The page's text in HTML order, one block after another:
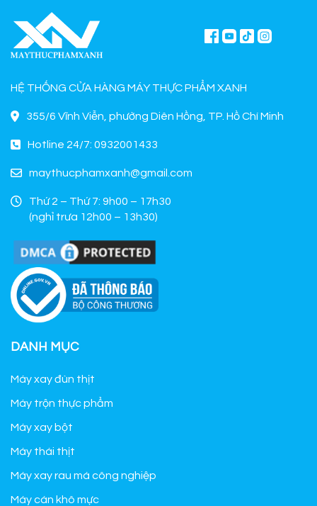
HỆ THỐNG CỬA HÀNG MÁY THỰC PHẨM XANH
355/6 Vĩnh Viễn, phường Diên Hồng, TP. Hồ Chí Minh
Hotline 24/7: 0932001433
maythucphamxanh@gmail.com
Thứ 2 – Thứ 7: 9h00 – 17h30
(nghỉ trưa 12h00 – 13h30)
DANH MỤC
Máy xay đùn thịt
Máy trộn thực phẩm
Máy xay bột
Máy thái thịt
Máy xay rau má công nghiệp
Máy cán khô mực